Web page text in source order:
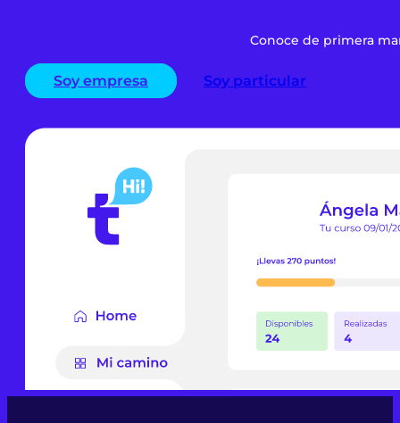
Conoce de primera
Soy empresa Soy particular